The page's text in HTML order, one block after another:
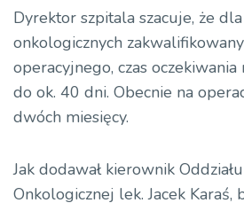
dźwiękowych
Dyrektor szpitala szacuje, że
onkologicznych
operacyjnego, czas oczekiwania
do ok. 40 dni. Obecnie na
dwóch miesięcy.
Jak dodawał kierownik
Onkologicznej lek. Jacek